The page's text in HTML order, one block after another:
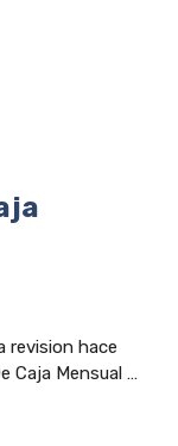
revision hace
Caja Mensual …